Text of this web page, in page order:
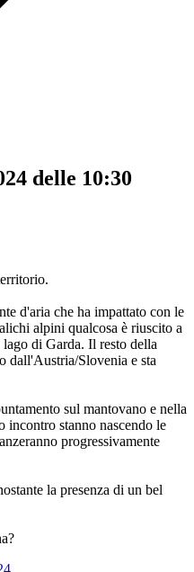
delle 10:30
d'aria che ha impattato con le
alpini qualcosa è riuscito a
di Garda. Il resto della
dall'Austria/Slovenia e sta
sul mantovano e nella
incontro stanno nascendo le
progressivamente
la presenza di un bel